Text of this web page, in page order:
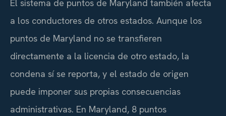
El sistema de puntos de Maryland también afecta
a los conductores de otros estados. Aunque los
puntos de Maryland no se transfieren
directamente a la licencia de otro estado, la
condena sí se reporta, y el estado de origen
puede imponer sus propias consecuencias
administrativas. En Maryland, 8 puntos